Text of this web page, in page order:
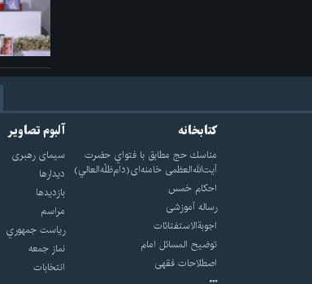
کتابخانه
مناسك حج مطابق با فتواي حضرت
آيت‌الله‌العظمى خامنه‌اى(دام‌ظلّه‌العالي)
احکام خمس
رساله آموزشی
اجوبة‌الاستفتائات
توضيح المسائل امام
اصطلاحات فقهى
آلبوم تصاویر
سيماى رهبرى
ديدارها
بازديدها
مراسم
رياست جمهوري
نماز جمعه
انتخابات